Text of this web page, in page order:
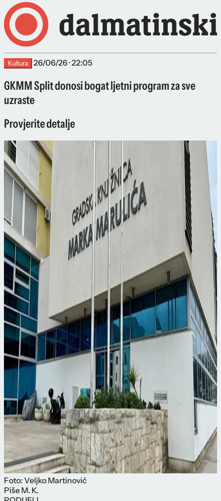
Kultura 26/06/26 · 22:05
GKMM Split donosi bogat ljetni program za sve
uzraste
Provjerite detalje
Foto: Veljko Martinović
Piše M. K.